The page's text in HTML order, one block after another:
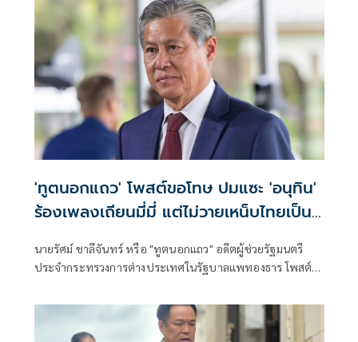
'ทูตนอกแถว' โพสต์ขอโทษ ปมแซะ 'อนุทิน'
ร้องเพลงเถียนมี่มี่ แต่ไม่วายเหน็บไทยเป็น
นายรัศม์ ชาลีจันทร์ หรือ "ทูตนอกแถว" อดีตผู้ช่วยรัฐมนตรี
ประจำกระทรวงการต่างประเทศในรัฐบาลแพทองธาร โพสต์
ร้องเพลงเถียนมี่มี่ในงานเลี้ยงกับนายกจีนทำให้สัมพันธ์ไทย-จีน